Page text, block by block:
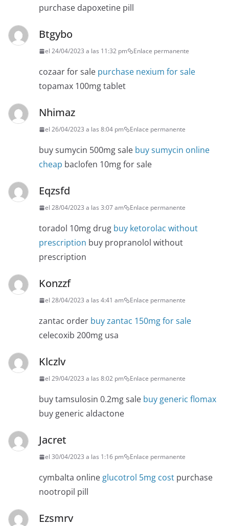
purchase dapoxetine pill
Btgybo
el 24/04/2023 a las 11:32 pm Enlace permanente
cozaar for sale purchase nexium for sale
topamax 100mg tablet
Nhimaz
el 26/04/2023 a las 8:04 pm Enlace permanente
buy sumycin 500mg sale buy sumycin online
cheap baclofen 10mg for sale
Eqzsfd
el 28/04/2023 a las 3:07 am Enlace permanente
toradol 10mg drug buy ketorolac without
prescription buy propranolol without
prescription
Konzzf
el 28/04/2023 a las 4:41 am Enlace permanente
zantac order buy zantac 150mg for sale
celecoxib 200mg usa
Klczlv
el 29/04/2023 a las 8:02 pm Enlace permanente
buy tamsulosin 0.2mg sale buy generic flomax
buy generic aldactone
Jacret
el 30/04/2023 a las 1:16 pm Enlace permanente
cymbalta onlineglucotrol 5mg cost purchase
nootropil pill
Ezsmrv